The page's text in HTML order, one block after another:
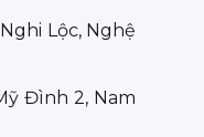
Lộc, Nghệ
Đình 2, Nam